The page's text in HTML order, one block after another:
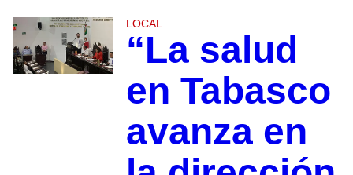
LOCAL
“La salud
en Tabasco
avanza en